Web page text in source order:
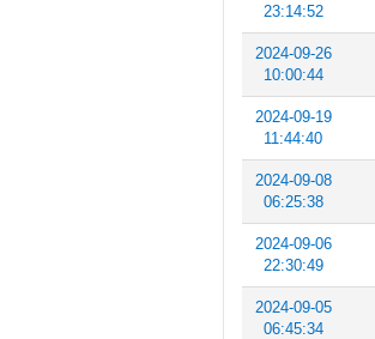
23:14:52
2024-09-26
10:00:44
2024-09-19
11:44:40
2024-09-08
06:25:38
2024-09-06
22:30:49
2024-09-05
06:45:34